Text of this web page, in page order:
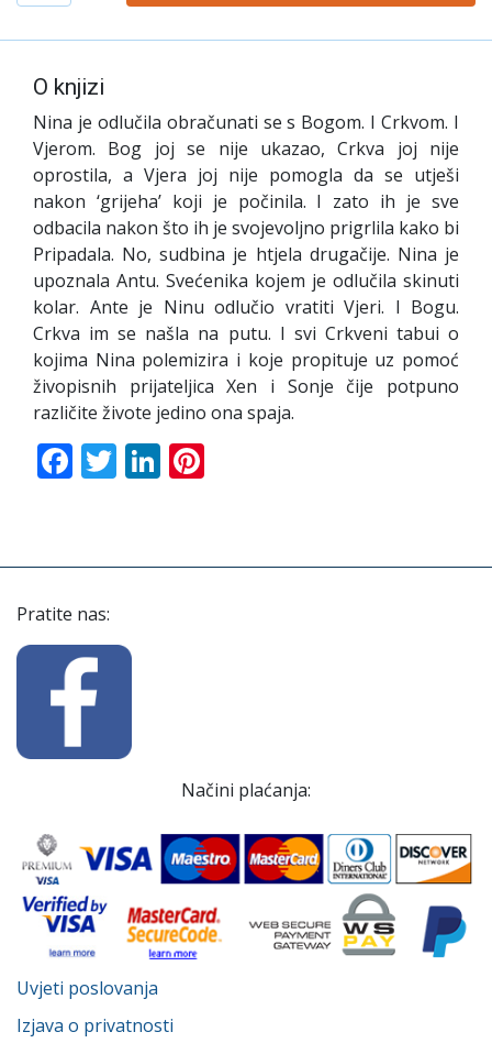
O knjizi
Nina je odlučila obračunati se s Bogom. I Crkvom. I
Vjerom. Bog joj se nije ukazao, Crkva joj nije
oprostila, a Vjera joj nije pomogla da se utješi
nakon ‘grijeha’ koji je počinila. I zato ih je sve
odbacila nakon što ih je svojevoljno prigrlila kako bi
Pripadala. No, sudbina je htjela drugačije. Nina je
upoznala Antu. Svećenika kojem je odlučila skinuti
kolar. Ante je Ninu odlučio vratiti Vjeri. I Bogu.
Crkva im se našla na putu. I svi Crkveni tabui o
kojima Nina polemizira i koje propituje uz pomoć
živopisnih prijateljica Xen i Sonje čije potpuno
različite živote jedino ona spaja.
Facebook
TwitterLinkedIn
Pratite nas:
Načini plaćanja:
Uvjeti poslovanja
Izjava o privatnosti